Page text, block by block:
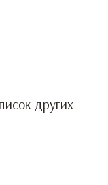
других